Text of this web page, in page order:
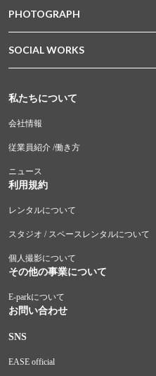
PHOTOGRAPH
SOCIAL WORKS
私たちについて
会社情報
従業員紹介 /働き方
ニュース
利用規約
レンタルについて
スタジオ / スペースレンタルについて
個人撮影について
その他の事業について
E-parkについて
お問い合わせ
SNS
EASE official